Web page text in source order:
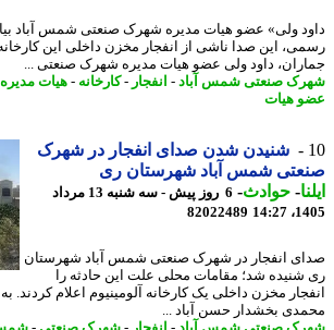
ولی» عضو هیات مدیره شهرک صنعتی شمس آباد بیان
این صدا ناشی از انفجار مخزن داخلی این کارخانه
داود ولی عضو هیات مدیره شهرک صنعتی ...
صنعتی شمس آباد- انفجار-کارخانه -هیات مدیره-
هیات
شنیدن شدن صدای انفجار در شهرک
شمس آباد شهرستان ری
-حوادث -
6 روز پیش - سه شنبه 13 مرداد
82022489
انفجار در شهرک صنعتی شمس آباد شهرستان
شد؛ مقامات محلی علت این حادثه را
مخزن داخلی یک کارخانه آلومینیوم اعلام کردند. به
بخشدار حسن آباد ...